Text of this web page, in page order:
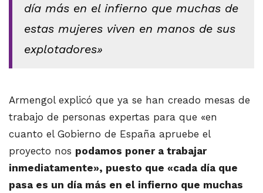
día más en el infierno que muchas de
estas mujeres viven en manos de sus
explotadores»
Armengol explicó que ya se han creado mesas de
trabajo de personas expertas para que «en
cuanto el Gobierno de España apruebe el
proyecto nos podamos poner a trabajar
inmediatamente», puesto que «cada día que
pasa es un día más en el infierno que muchas